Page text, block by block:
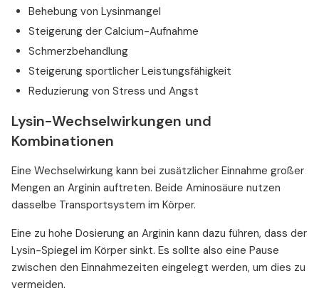
Behebung von Lysinmangel
Steigerung der Calcium-Aufnahme
Schmerzbehandlung
Steigerung sportlicher Leistungsfähigkeit
Reduzierung von Stress und Angst
Lysin-Wechselwirkungen und
Kombinationen
Eine Wechselwirkung kann bei zusätzlicher Einnahme großer
Mengen an Arginin auftreten. Beide Aminosäure nutzen
dasselbe Transportsystem im Körper.
Eine zu hohe Dosierung an Arginin kann dazu führen, dass der
Lysin-Spiegel im Körper sinkt. Es sollte also eine Pause
zwischen den Einnahmezeiten eingelegt werden, um dies zu
vermeiden.